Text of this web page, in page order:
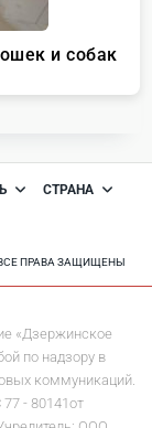
СТРАНА
ВСЕ ПРАВА ЗАЩИЩЕНЫ
«Дзержинское
по надзору в
коммуникаций.
- 80141от